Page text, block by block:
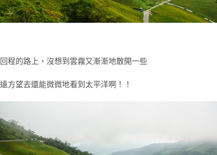
回程的路上，沒想到雲霧又漸漸地散開一些
遠方望去還能微微地看到太平洋啊！！